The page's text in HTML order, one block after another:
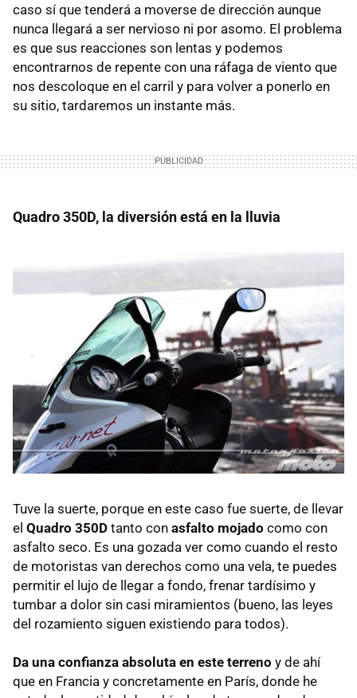
caso sí que tenderá a moverse de dirección aunque
nunca llegará a ser nervioso ni por asomo. El problema
es que sus reacciones son lentas y podemos
encontrarnos de repente con una ráfaga de viento que
nos descoloque en el carril y para volver a ponerlo en
su sitio, tardaremos un instante más.
Quadro 350D, la diversión está en la lluvia
Tuve la suerte, porque en este caso fue suerte, de llevar
el Quadro 350D tanto con asfalto mojado como con
asfalto seco. Es una gozada ver como cuando el resto
de motoristas van derechos como una vela, te puedes
permitir el lujo de llegar a fondo, frenar tardísimo y
tumbar a dolor sin casi miramientos (bueno, las leyes
del rozamiento siguen existiendo para todos).
Da una confianza absoluta en este terreno y de ahí
que en Francia y concretamente en París, donde he